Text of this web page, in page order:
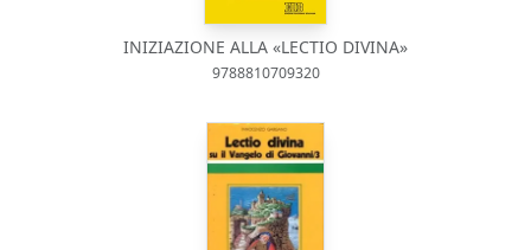
INIZIAZIONE ALLA «LECTIO DIVINA»
9788810709320